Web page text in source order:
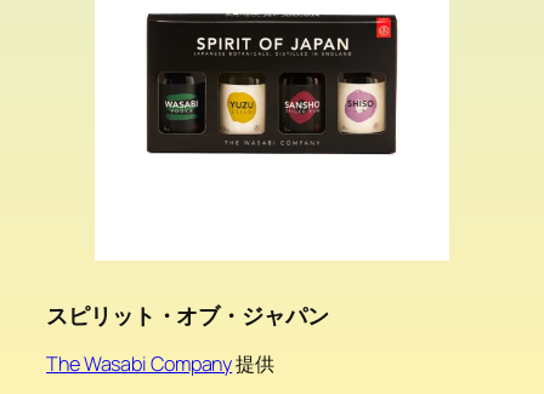
スピリット・オブ・ジャパン
The Wasabi Company提供